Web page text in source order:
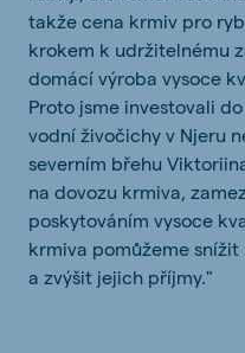
takže cena krmiv pro
krokem k udržitelnému
domácí výroba vysoce
Proto jsme investovali
vodní živočichy v Njeru
severním břehu
na dovozu krmiva,
poskytováním vysoce
krmiva pomůžeme
a zvýšit jejich příjmy."